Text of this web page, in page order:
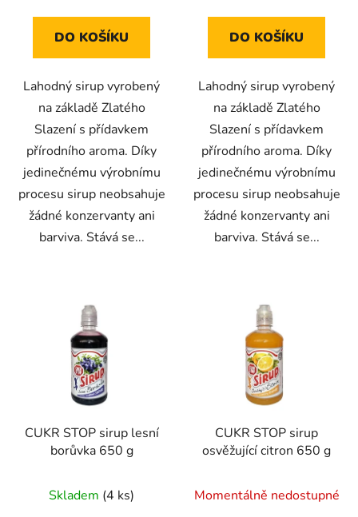
DO KOŠÍKU
Lahodný sirup vyrobený
na základě Zlatého
Slazení s přídavkem
přírodního aroma. Díky
jedinečnému výrobnímu
procesu sirup neobsahuje
žádné konzervanty ani
barviva. Stává se...
DO KOŠÍKU
Lahodný sirup vyrobený
na základě Zlatého
Slazení s přídavkem
přírodního aroma. Díky
jedinečnému výrobnímu
procesu sirup neobsahuje
žádné konzervanty ani
barviva. Stává se...
CUKR STOP sirup lesní
borůvka 650 g
Skladem (4 ks)
CUKR STOP sirup
osvěžující citron 650 g
Momentálně nedostupné